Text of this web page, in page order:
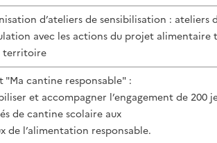
d’ateliers de sensibilisation : ateliers
avec les actions du projet alimentaire
territoire
"Ma cantine responsable" :
et accompagner l’engagement de 200
de cantine scolaire aux
de l’alimentation responsable.